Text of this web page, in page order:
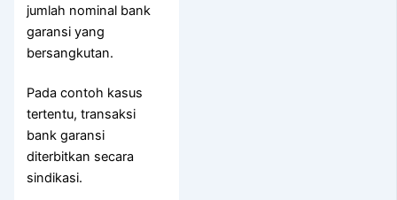
jumlah nominal bank
garansi yang
bersangkutan.
Pada contoh kasus
tertentu, transaksi
bank garansi
diterbitkan secara
sindikasi.